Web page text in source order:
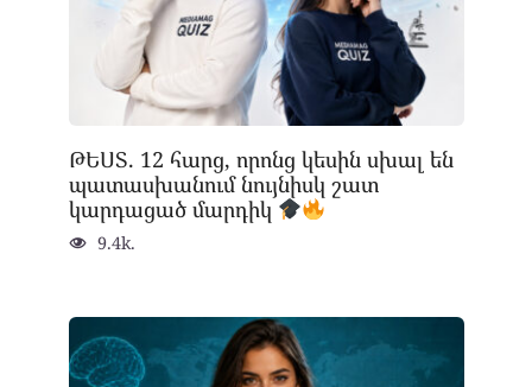
ԹԵՍՏ. 12 հարց, որոնց կեսին սխալ են
պատասխանում նույնիսկ շատ
կարդացած մարդիկ
9.4k.